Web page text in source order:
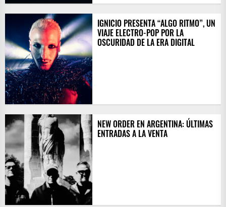
IGNICIO PRESENTA “ALGO RITMO”, UN
VIAJE ELECTRO-POP POR LA
OSCURIDAD DE LA ERA DIGITAL
NEW ORDER EN ARGENTINA: ÚLTIMAS
ENTRADAS A LA VENTA